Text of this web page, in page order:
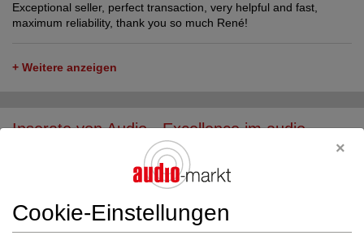
Exceptional seller, perfect transaction, very helpful and fast,
maximum reliability, thank you so much René!
+ Weitere anzeigen
Inserate von Audio - Excellence im audio-
Cookie-Einstellungen